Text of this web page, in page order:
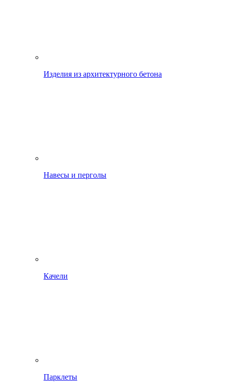
Изделия из архитектурного бетона
Навесы и перголы
Качели
Парклеты